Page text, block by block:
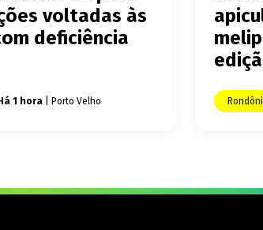
voltadas às
deficiência
Há 1 hora | Porto Velho